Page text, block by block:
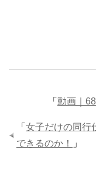
「 動画｜
「 女子だけの同行
できるのか！
」